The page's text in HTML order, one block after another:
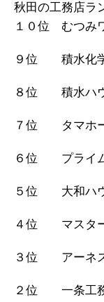
秋田の工務店
１０位 む
９位 積水
８位 積
７位 タ
６位 プラ
５位 大
４位 マス
３位 アー
２位 一条